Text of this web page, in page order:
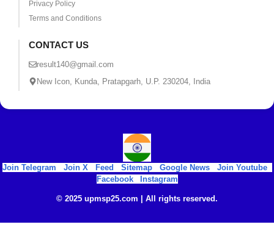
Privacy Policy
Terms and Conditions
CONTACT US
result140@gmail.com
New Icon, Kunda, Pratapgarh, U.P. 230204, India
Join Telegram Join X Feed Sitemap| Google News| Join Youtube|
Facebook| Instagram
© 2025 upmsp25.com | All rights reserved.